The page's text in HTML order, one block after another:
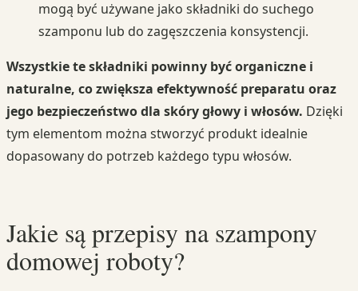
mogą być używane jako składniki do suchego
szamponu lub do zagęszczenia konsystencji.
Wszystkie te składniki powinny być organiczne i
naturalne, co zwiększa efektywność preparatu oraz
jego bezpieczeństwo dla skóry głowy i włosów. Dzięki
tym elementom można stworzyć produkt idealnie
dopasowany do potrzeb każdego typu włosów.
Jakie są przepisy na szampony
domowej roboty?